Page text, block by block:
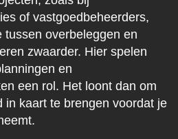
of vastgoedbeheerders,
tussen overbeleggen en
zwaarder. Hier spelen
en
een rol. Het loont dan om
in kaart te brengen voordat je